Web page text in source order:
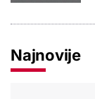
Najnovije